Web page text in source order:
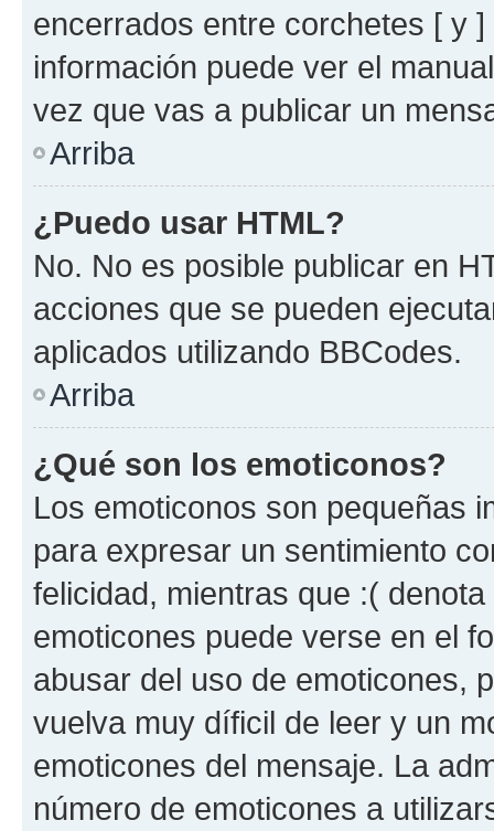
encerrados entre corchetes [ y
información puede ver el
vez que vas a publicar un
Arriba
¿Puedo usar HTML?
No. No es posible publicar en
acciones que se pueden
aplicados utilizando BBCodes.
Arriba
¿Qué son los emoticonos?
Los emoticonos son pequeñas
para expresar un sentimiento
felicidad, mientras que :(
emoticones puede verse en el
abusar del uso de emoticones,
vuelva muy díficil de leer y un
emoticones del mensaje. La
número de emoticones a